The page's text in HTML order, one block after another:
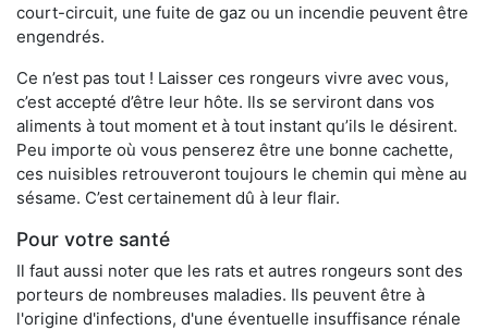
court-circuit, une fuite de gaz ou un incendie peuvent être
engendrés.
Ce n’est pas tout ! Laisser ces rongeurs vivre avec vous,
c’est accepté d’être leur hôte. Ils se serviront dans vos
aliments à tout moment et à tout instant qu’ils le désirent.
Peu importe où vous penserez être une bonne cachette,
ces nuisibles retrouveront toujours le chemin qui mène au
sésame. C’est certainement dû à leur flair.
Pour votre santé
Il faut aussi noter que les rats et autres rongeurs sont des
porteurs de nombreuses maladies. Ils peuvent être à
l'origine d'infections, d'une éventuelle insuffisance rénale